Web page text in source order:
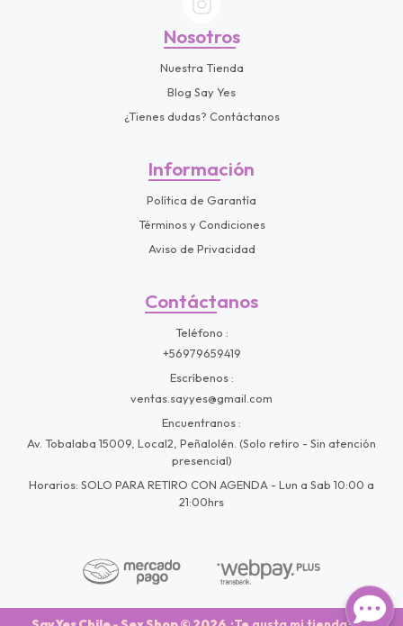
Nosotros
Nuestra Tienda
Blog Say Yes
¿Tienes dudas? Contáctanos
Información
Política de Garantía
Términos y Condiciones
Aviso de Privacidad
Contáctanos
Teléfono
+56979659419
Escríbenos
ventas.sayyes@gmail.com
Encuentranos
Av. Tobalaba 15009, Local2, Peñalolén. (Solo retiro - Sin atención
presencial)
Horarios: SOLO PARA RETIRO CON AGENDA - Lun a Sab 10:00 a
21:00hrs